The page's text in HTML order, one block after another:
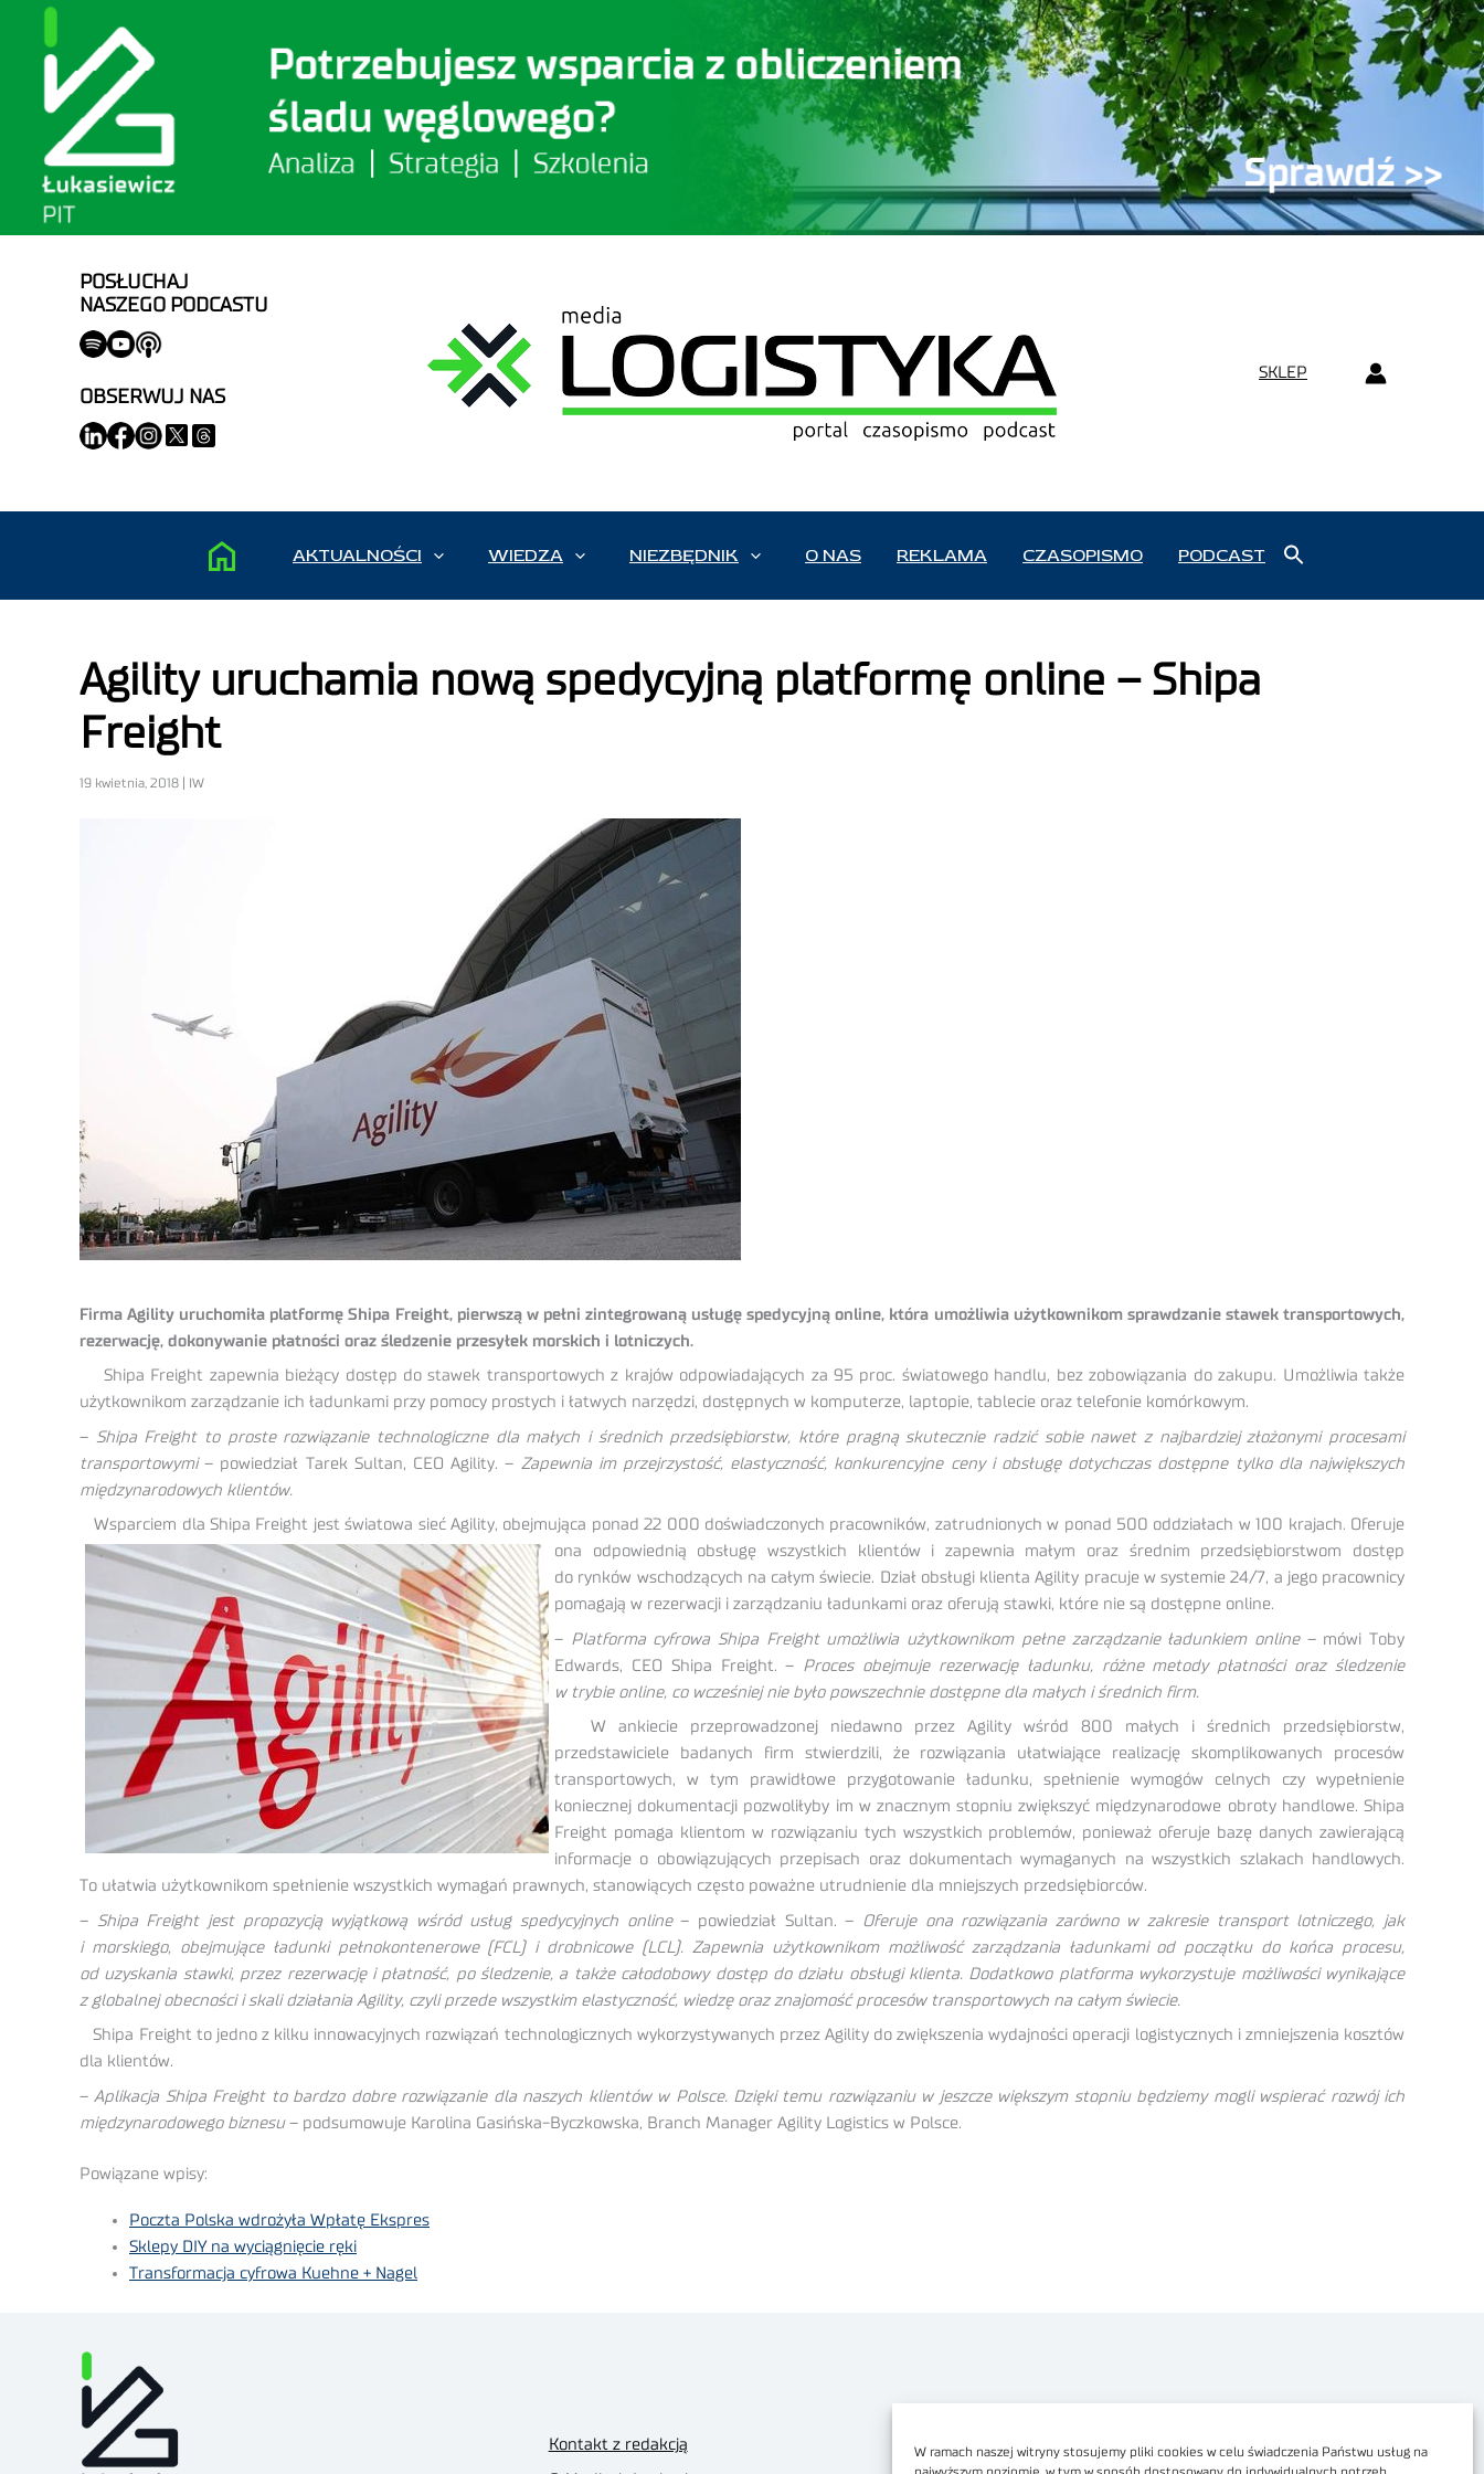
W ramach naszej witryny stosujemy pliki cookies w celu świadczenia Państwu usług na
POSŁUCHAJ
NASZEGO PODCASTU
OBSERWUJ NAS
SKLEP
AKTUALNOŚCI WIEDZA NIEZBĘDNIK O NAS REKLAMA CZASOPISMO PODCAST
Agility uruchamia nową spedycyjną platformę online – Shipa
Freight
19 kwietnia, 2018 | IW
Firma Agility uruchomiła platformę Shipa Freight, pierwszą w pełni zintegrowaną usługę spedycyjną online, która umożliwia użytkownikom sprawdzanie stawek transportowych,
rezerwację, dokonywanie płatności oraz śledzenie przesyłek morskich i lotniczych.
Shipa Freight zapewnia bieżący dostęp do stawek transportowych z krajów odpowiadających za 95 proc. światowego handlu, bez zobowiązania do zakupu. Umożliwia także
użytkownikom zarządzanie ich ładunkami przy pomocy prostych i łatwych narzędzi, dostępnych w komputerze, laptopie, tablecie oraz telefonie komórkowym.
– Shipa Freight to proste rozwiązanie technologiczne dla małych i średnich przedsiębiorstw, które pragną skutecznie radzić sobie nawet z najbardziej złożonymi procesami
transportowymi– powiedział Tarek Sultan, CEO Agility. – Zapewnia im przejrzystość, elastyczność, konkurencyjne ceny i obsługę dotychczas dostępne tylko dla największych
międzynarodowych klientów.
Wsparciem dla Shipa Freight jest światowa sieć Agility, obejmująca ponad 22 000 doświadczonych pracowników, zatrudnionych w ponad 500 oddziałach w 100 krajach. Oferuje
ona odpowiednią obsługę wszystkich
klientów i zapewnia małym oraz średnim przedsiębiorstwom dostęp
do rynków wschodzących na całym świecie. Dział obsługi klienta Agility pracuje w systemie 24/7, a jego pracownicy
pomagają w rezerwacji i zarządzaniu ładunkami oraz oferują stawki, które nie są dostępne online.
– Platforma cyfrowa Shipa Freight umożliwia użytkownikom pełne zarządzanie ładunkiem online– mówi Toby
Edwards, CEO Shipa Freight. –
Proces obejmuje rezerwację ładunku, różne metody płatności oraz śledzenie
w trybie online, co wcześniej nie było powszechnie dostępne dla małych i średnich firm.
W ankiecie przeprowadzonej niedawno przez Agility wśród 800 małych i średnich przedsiębiorstw,
przedstawiciele badanych firm stwierdzili, że rozwiązania ułatwiające realizację skomplikowanych procesów
transportowych, w tym prawidłowe przygotowanie ładunku, spełnienie wymogów celnych czy wypełnienie
koniecznej dokumentacji pozwoliłyby im w znacznym stopniu zwiększyć międzynarodowe obroty handlowe. Shipa
Freight pomaga klientom w rozwiązaniu tych wszystkich problemów, ponieważ oferuje bazę danych zawierającą
informacje o obowiązujących przepisach oraz dokumentach wymaganych na wszystkich szlakach handlowych.
To ułatwia użytkownikom spełnienie wszystkich wymagań prawnych, stanowiących często poważne utrudnienie dla mniejszych przedsiębiorców.
– Shipa Freight jest propozycją wyjątkową wśród usług spedycyjnych online– powiedział Sultan. – Oferuje ona rozwiązania zarówno w zakresie transport lotniczego, jak
i morskiego, obejmujące ładunki pełnokontenerowe (FCL) i drobnicowe (LCL). Zapewnia użytkownikom możliwość zarządzania ładunkami od początku do końca procesu,
od uzyskania stawki, przez rezerwację i płatność, po śledzenie, a także całodobowy dostęp do działu obsługi klienta. Dodatkowo platforma wykorzystuje możliwości wynikające
z globalnej obecności i skali działania Agility, czyli przede wszystkim elastyczność, wiedzę oraz znajomość procesów transportowych na całym świecie.
Shipa Freight to jedno z kilku innowacyjnych rozwiązań technologicznych wykorzystywanych przez Agility do zwiększenia wydajności operacji logistycznych i zmniejszenia kosztów
dla klientów.
– Aplikacja Shipa Freight to bardzo dobre rozwiązanie dla naszych klientów w Polsce. Dzięki temu rozwiązaniu w jeszcze większym stopniu będziemy mogli wspierać rozwój ich
międzynarodowego biznesu– podsumowuje Karolina Gasińska-Byczkowska, Branch Manager Agility Logistics w Polsce.
Powiązane wpisy:
Poczta Polska wdrożyła Wpłatę Ekspres
Sklepy DIY na wyciągnięcie ręki
Transformacja cyfrowa Kuehne + Nagel
Kontakt z redakcją Dostępność cyfrowa